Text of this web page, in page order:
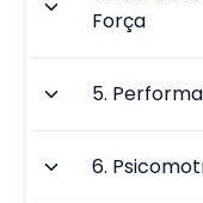
Força
5.
6.